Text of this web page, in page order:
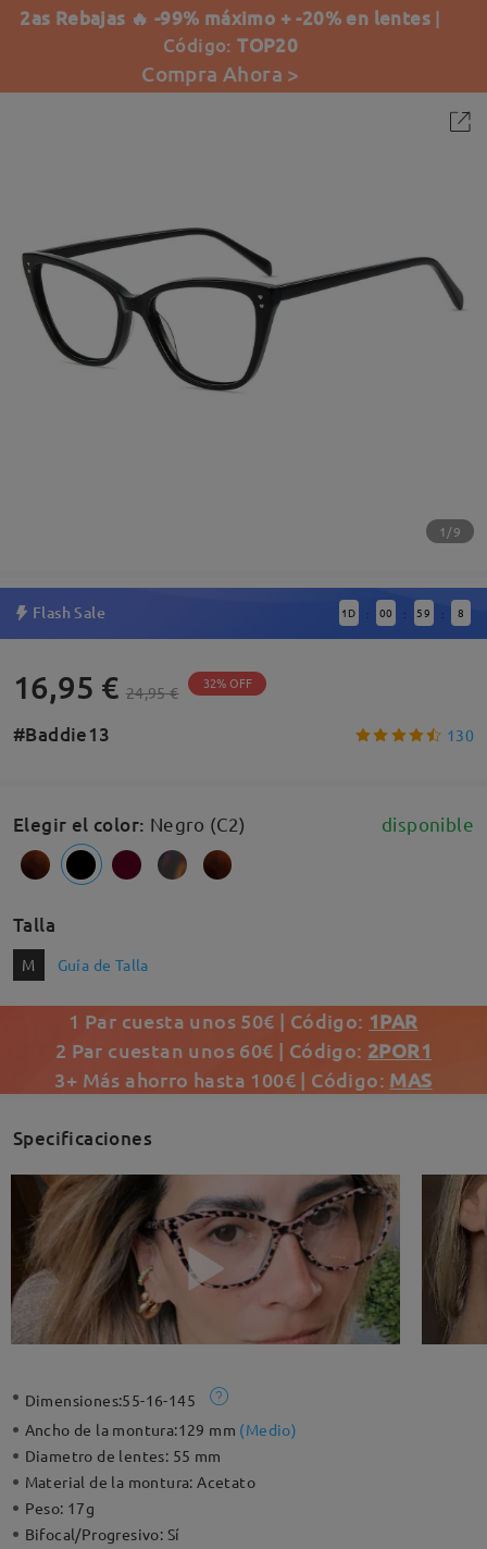
2as Rebajas 🔥 -99% máximo + -20% en lentes |
Código:TOP20
Compra Ahora >
1/9
Flash Sale 1 D : 00 : 59 : 8
16,95 € 24,95 € 32% OFF
#Baddie13 130
Elegir el color: Negro (C2) disponible
Talla
M Guía de Talla
1 Par cuesta unos 50€ | Código: 1PAR
2 Par cuestan unos 60€ | Código: 2POR1
3+ Más ahorro hasta 100€ | Código: MAS
Specificaciones
Dimensiones:55-16-145
Ancho de la montura:129 mm (Medio)
Diametro de lentes: 55 mm
Material de la montura:Acetato
Peso: 17g
Bifocal/Progresivo: Sí